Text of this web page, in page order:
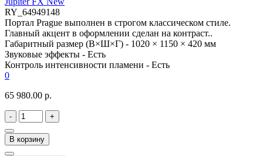
RY_64949148
Портал Prague выполнен в строгом классическом стиле.
Главный акцент в оформлении сделан на контраст..
Габаритный размер (В×Ш×Г) - 1020 × 1150 × 420 мм
Звуковые эффекты - Есть
Контроль интенсивности пламени - Есть
0
65 980.00 р.
- +
В корзину